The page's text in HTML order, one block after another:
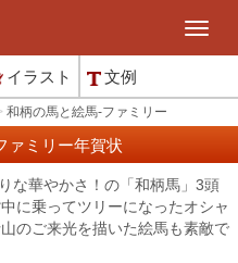
イラスト 文例
和柄の馬と絵馬-ファミリー
ァミリー年賀状
な華やかさ！の「和柄馬」3頭
に乗ってツリーになったオシャ
のご来光を描いた絵馬も素敵で